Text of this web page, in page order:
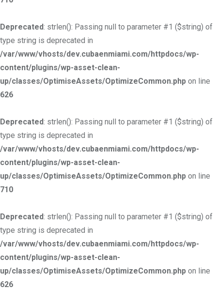
Deprecated: strlen(): Passing null to parameter #1 ($string) of
type string is deprecated in
/var/www/vhosts/dev.cubaenmiami.com/httpdocs/wp-
content/plugins/wp-asset-clean-
up/classes/OptimiseAssets/OptimizeCommon.php on line
626
Deprecated: strlen(): Passing null to parameter #1 ($string) of
type string is deprecated in
/var/www/vhosts/dev.cubaenmiami.com/httpdocs/wp-
content/plugins/wp-asset-clean-
up/classes/OptimiseAssets/OptimizeCommon.php on line
710
Deprecated: strlen(): Passing null to parameter #1 ($string) of
type string is deprecated in
/var/www/vhosts/dev.cubaenmiami.com/httpdocs/wp-
content/plugins/wp-asset-clean-
up/classes/OptimiseAssets/OptimizeCommon.php on line
626